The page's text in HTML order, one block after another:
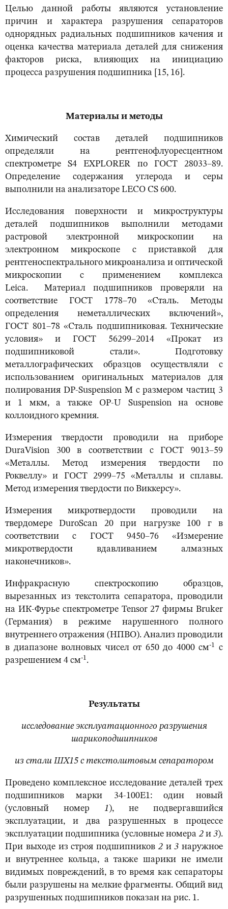
Целью данной работы являются установление
причин и характера разрушения сепараторов
однорядных радиальных подшипников качения и
оценка качества материала деталей для снижения
факторов риска, влияющих на инициацию
процесса разрушения подшипника [15, 16].
Материалы и методы
Химический состав деталей подшипников
определяли на рентгенофлуоресцентном
спектрометре S4 EXPLORER по ГОСТ 28033–89.
Определение содержания углерода и серы
выполнили на анализаторе LECO CS 600.
Исследования поверхности и микроструктуры
деталей подшипников выполнили методами
растровой электронной микроскопии на
электронном микроскопе с приставкой для
рентгеноспектрального микроанализа и оптической
микроскопии с применением комплекса
Leica. Материал подшипников проверяли на
соответствие ГОСТ 1778–70 «Сталь. Методы
определения неметаллических включений»,
ГОСТ 801–78 «Сталь подшипниковая. Технические
условия» и ГОСТ 56299–2014 «Прокат из
подшипниковой стали». Подготовку
металлографических образцов осуществляли с
использованием оригинальных материалов для
полирования DP-Suspension M с размером частиц 3
и 1 мкм, а также OP-U Suspension на основе
коллоидного кремния.
Измерения твердости проводили на приборе
DuraVision 300 в соответствии с ГОСТ 9013–59
«Металлы. Метод измерения твердости по
Роквеллу» и ГОСТ 2999–75 «Металлы и сплавы.
Метод измерения твердости по Виккерсу».
Измерения микротвердости проводили на
твердомере DuroScan 20 при нагрузке 100 г в
соответствии с ГОСТ 9450–76 «Измерение
микротвердости вдавливанием алмазных
наконечников».
Инфракрасную спектроскопию образцов,
вырезанных из текстолита сепаратора, проводили
на ИК-Фурье спектрометре Tensor 27 фирмы Bruker
(Германия) в режиме нарушенного полного
внутреннего отражения (НПВО). Анализ проводили
в диапазоне волновых чисел от 650 до 4000 см-1
с
разрешением 4 см-1.
Результаты
исследование эксплуатационного разрушения
шарикоподшипников
из стали ШХ15 с текстолитовым сепаратором
Проведено комплексное исследование деталей трех
подшипников марки 34-100Е1: один новый
(условный номер 1 ), не подвергавшийся
эксплуатации, и два разрушенных в процессе
эксплуатации подшипника (условные номера 2и3).
При выходе из строя подшипников 2и3 наружное
и внутреннее кольца, а также шарики не имели
видимых повреждений, в то время как сепараторы
были разрушены на мелкие фрагменты. Общий вид
разрушенных подшипников показан на рис. 1.